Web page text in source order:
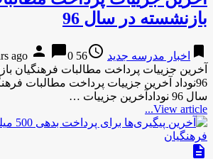
بازنشسته در سال 96
bookmark اخبار مدرسه جدید access_time
56 years ago
person chat_bubble0
آخرین جزییات پرداخت مطالبات فرهنگیان
96نوداد آخرین جزییات پرداخت مطالبات
سال 96 نودادآخرین جزییات …
View article...
description